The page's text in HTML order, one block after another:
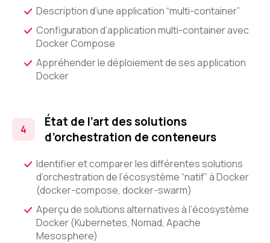
Description d’une application “multi-container”
Configuration d’application multi-container avec
Docker Compose
Appréhender le déploiement de ses application
Docker
État de l’art des solutions
d’orchestration de conteneurs
Identifier et comparer les différentes solutions
d’orchestration de l’écosystème “natif” à Docker
(docker-compose, docker-swarm)
Aperçu de solutions alternatives à l’écosystème
Docker (Kubernetes, Nomad, Apache
Mesosphere)